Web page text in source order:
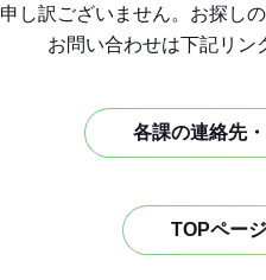
申し訳ございません。お探し
お問い合わせは下記リン
各課の連絡先
TOPペー